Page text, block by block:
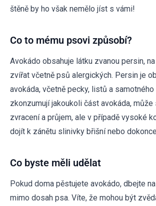
štěně by ho však nemělo jíst s vámi!
Co to mému psovi způsobí?
Avokádo obsahuje látku zvanou persin,
zvířat včetně psů alergických. Persin je
avokáda, včetně pecky, listů a
zkonzumují jakoukoli část avokáda,
zvracení a průjem, ale v případě vysoké
dojít k zánětu slinivky břišní nebo
Co byste měli udělat
Pokud doma pěstujete avokádo, dbejte
mimo dosah psa. Víte, že mohou být